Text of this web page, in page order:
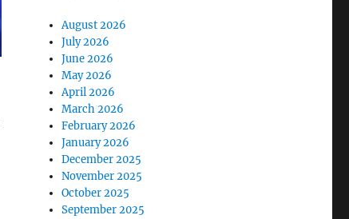
August 2026
July 2026
June 2026
May 2026
April 2026
March 2026
February 2026
January 2026
December 2025
November 2025
October 2025
September 2025